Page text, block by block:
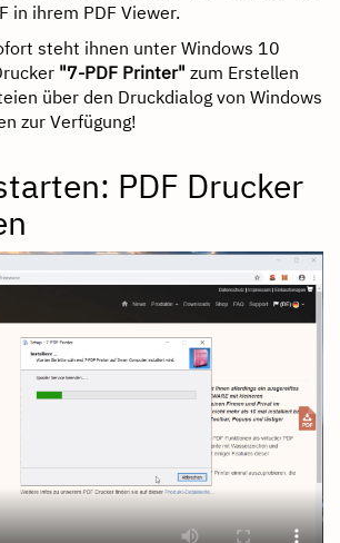
in ihrem PDF Viewer.
steht ihnen unter Windows 10
"7-PDF Printer" zum Erstellen
über den Druckdialog von Windows
zur Verfügung!
PDF Drucker